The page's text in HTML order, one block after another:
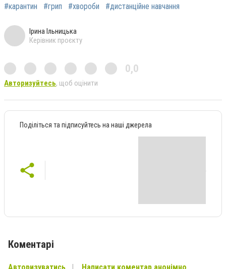
#карантин #грип #хвороби #дистанційне навчання
Ірина Ільницька
Керівник проєкту
0,0
Авторизуйтесь, щоб оцінити
Поділіться та підписуйтесь на наші джерела
Коментарі